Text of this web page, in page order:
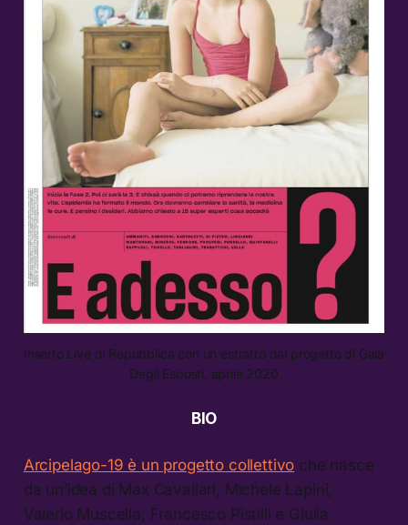
Inserto Live di Repubblica con un estratto dal progetto di Gaia
Degli Esposti, aprile 2020
BIO
Arcipelago-19 è un progetto collettivo che nasce
da un’idea di Max Cavallari, Michele Lapini,
Valerio Muscella, Francesco Pistilli e Giulia